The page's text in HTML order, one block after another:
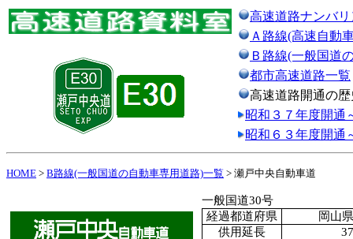
高速道路ナンバ
Ａ路線(高速自動
Ｂ路線(一般国道
都市高速道路一覧
高速道路開通の歴
昭和３７年度開通
昭和６３年度開通
HOME > B路線(一般国道の自動車専用道路)一覧 > 瀬戸中央自動車道
一般国道30号
経過都道府県
岡山
供用延長